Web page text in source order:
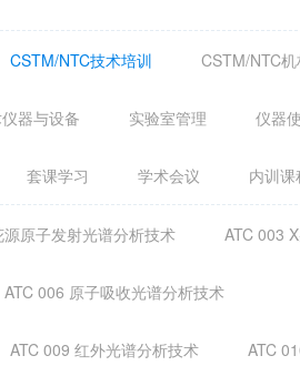
CSTM/NTC技术培训 CSTM/NTC
器与设备 实验室管理 仪器
套课学习 学术会议 内训课
原子发射光谱分析技术 ATC 003
ATC 006 原子吸收光谱分析技术
ATC 009 红外光谱分析技术 ATC